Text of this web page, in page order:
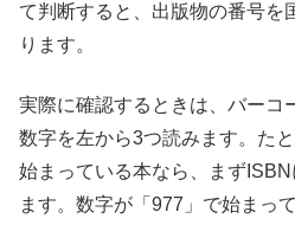
て判断すると、出版物の番号を
ります。
実際に確認するときは、バーコ
数字を左から3つ読みます。た
始まっている本なら、まず
ます。数字が「977」で始まっ